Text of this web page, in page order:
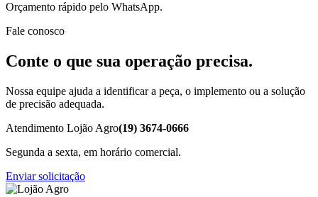
Orçamento rápido pelo WhatsApp.
Fale conosco
Conte o que sua operação precisa.
Nossa equipe ajuda a identificar a peça, o implemento ou a solução
de precisão adequada.
Atendimento Lojão Agro(19) 3674-0666
Segunda a sexta, em horário comercial.
Enviar solicitação